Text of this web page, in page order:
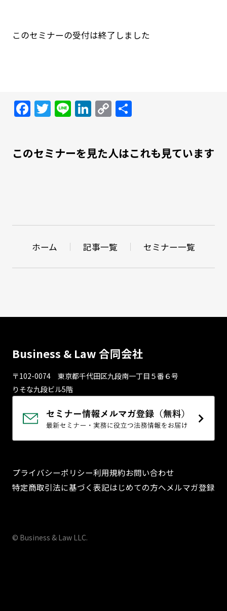
このセミナーの受付は終了しました
Facebook
Twitter
LineLinkedIn
Copy
共
このセミナーを見た人はこれも見ています
ホーム 記事一覧 セミナー一覧
Business & Law 合同会社
〒102-0074 東京都千代⽥区九段南⼀丁⽬５番６号
りそな九段ビル5階
プライバシーポリシー利用規約お問い合わせ
特定商取引法に基づく表記はじめての方へメルマガ登録
© Business & Law LLC.